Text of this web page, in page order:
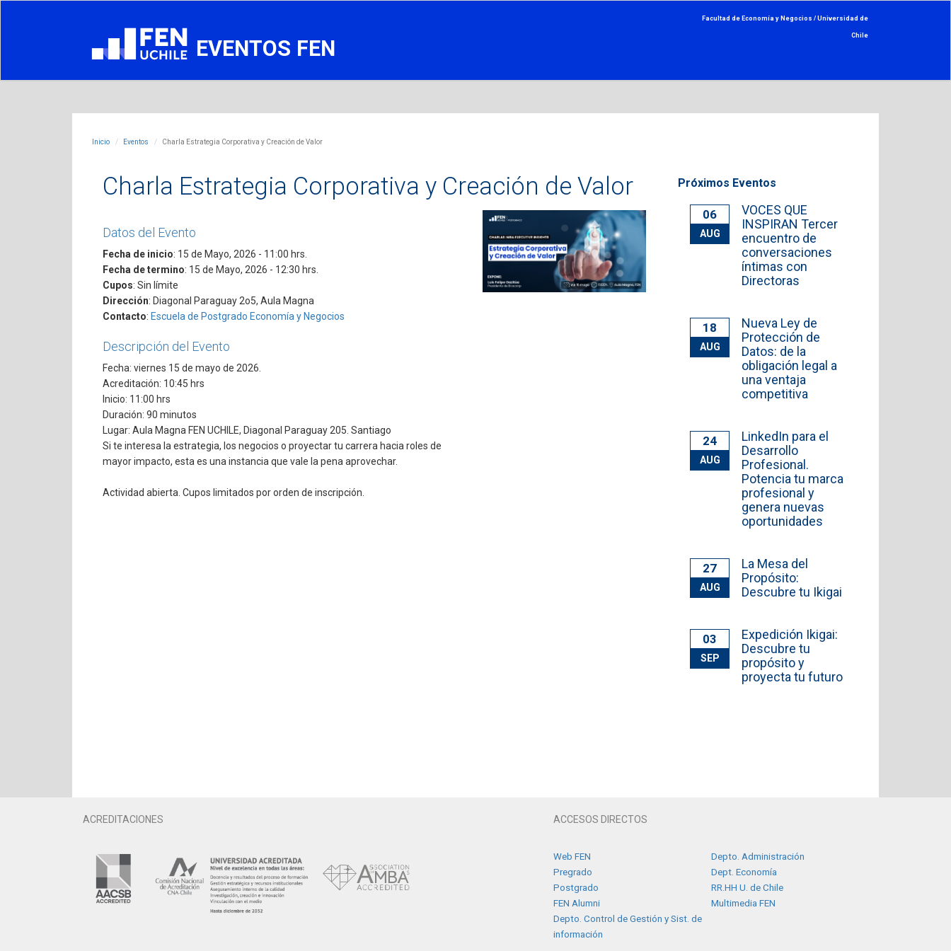
EVENTOS FEN
Facultad de Economía y Negocios / Universidad de
Chile
Inicio Eventos Charla Estrategia Corporativa y Creación de Valor
Charla Estrategia Corporativa y Creación de Valor
Datos del Evento
Fecha de inicio: 15 de Mayo, 2026 - 11:00 hrs.
Fecha de termino: 15 de Mayo, 2026 - 12:30 hrs.
Cupos: Sin límite
Dirección: Diagonal Paraguay 2o5, Aula Magna
Contacto: Escuela de Postgrado Economía y Negocios
Descripción del Evento
Fecha: viernes 15 de mayo de 2026.
Acreditación: 10:45 hrs
Inicio: 11:00 hrs
Duración: 90 minutos
Lugar: Aula Magna FEN UCHILE, Diagonal Paraguay 205. Santiago
Si te interesa la estrategia, los negocios o proyectar tu carrera hacia roles de
mayor impacto, esta es una instancia que vale la pena aprovechar.
Actividad abierta. Cupos limitados por orden de inscripción.
Próximos Eventos
06
AUG
VOCES QUE
INSPIRAN Tercer
encuentro de
conversaciones
íntimas con
Directoras
18
AUG
Nueva Ley de
Protección de
Datos: de la
obligación legal a
una ventaja
competitiva
24
AUG
LinkedIn para el
Desarrollo
Profesional.
Potencia tu marca
profesional y
genera nuevas
oportunidades
27
AUG
La Mesa del
Propósito:
Descubre tu Ikigai
03
SEP
Expedición Ikigai:
Descubre tu
propósito y
proyecta tu futuro
ACREDITACIONES ACCESOS DIRECTOS
Web FEN
Pregrado
Postgrado
FEN Alumni
Depto. Control de Gestión y Sist. de
información
Depto. Administración
Dept. Economía
RR.HH U. de Chile
Multimedia FEN